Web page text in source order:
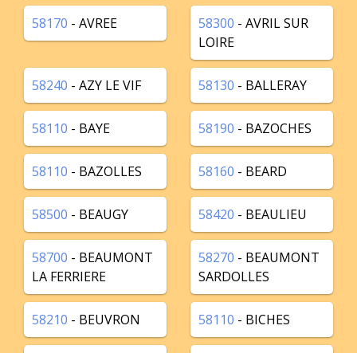
58170 - AVREE 58300 - AVRIL SUR
LOIRE
58240 - AZY LE VIF 58130 - BALLERAY
58110 - BAYE 58190 - BAZOCHES
58110 - BAZOLLES 58160 - BEARD
58500 - BEAUGY 58420 - BEAULIEU
58700 - BEAUMONT
LA FERRIERE
58270 - BEAUMONT
SARDOLLES
58210 - BEUVRON 58110 - BICHES